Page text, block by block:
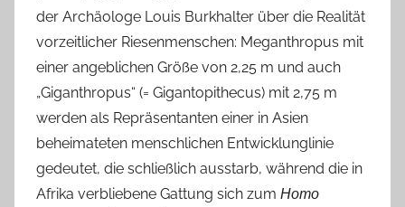
der Archäologe Louis Burkhalter über die Realität
vorzeitlicher Riesenmenschen: Meganthropus mit
einer angeblichen Größe von 2,25 m und auch
„Giganthropus“ (= Gigantopithecus) mit 2,75 m
werden als Repräsentanten einer in Asien
beheimateten menschlichen Entwicklunglinie
gedeutet, die schließlich ausstarb, während die in
Afrika verbliebene Gattung sich zum Homo